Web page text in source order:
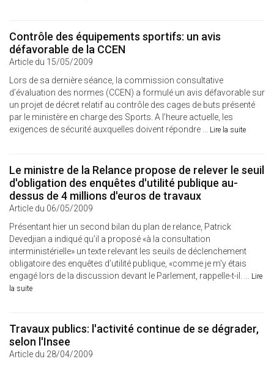
Contrôle des équipements sportifs: un avis
défavorable de la CCEN
Article du 15/05/2009
Lors de sa dernière séance, la commission consultative
d’évaluation des normes (CCEN) a formulé un avis défavorable sur
un projet de décret relatif au contrôle des cages de buts présenté
par le ministère en charge des Sports. A l’heure actuelle, les
exigences de sécurité auxquelles doivent répondre ... Lire la suite
Le ministre de la Relance propose de relever le seuil
d'obligation des enquêtes d'utilité publique au-
dessus de 4 millions d'euros de travaux
Article du 06/05/2009
Présentant hier un second bilan du plan de relance, Patrick
Devedjian a indiqué qu’il a proposé «à la consultation
interministérielle» un texte relevant les seuils de déclenchement
obligatoire des enquêtes d’utilité publique, «comme je m'y étais
engagé lors de la discussion devant le Parlement, rappelle-t-il. ... Lire
la suite
Travaux publics: l'activité continue de se dégrader,
selon l'Insee
Article du 28/04/2009